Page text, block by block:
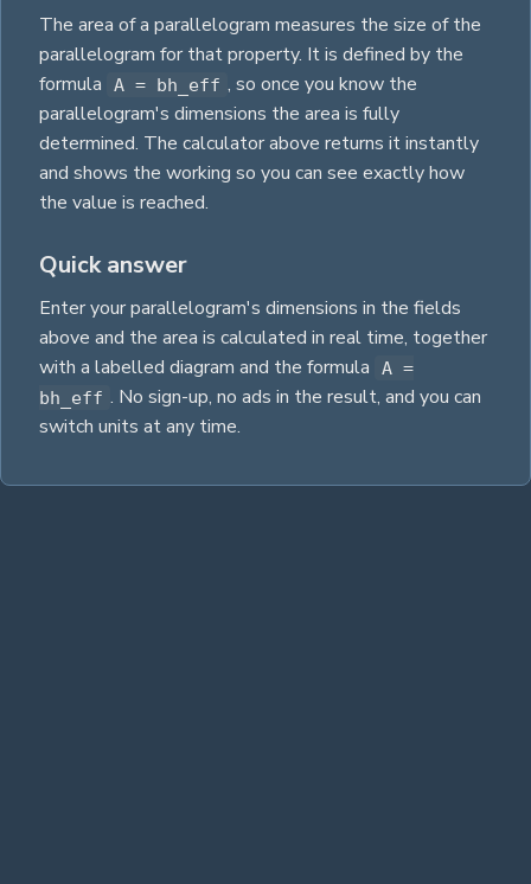
The area of a parallelogram measures the size of the
parallelogram for that property. It is defined by the
formula
A = bh_eff ,so once you know the
parallelogram's dimensions the area is fully
determined. The calculator above returns it instantly
and shows the working so you can see exactly how
the value is reached.
Quick answer
Enter yourparallelogram's dimensions in the fields
above and the area is calculated in real time, together
with a labelled diagram and the formula
A =
bh_eff . No sign-up, no ads in the result, and you can
switch units at any time.